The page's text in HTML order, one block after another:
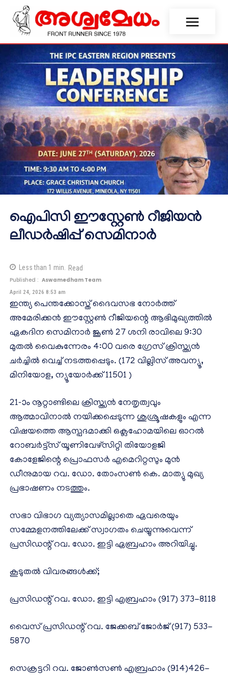
ഐപിസി ഈസ്റ്റേൺ റീജിയൻ
ലീഡർഷിപ്പ് സെമിനാർ
Less than 1 min. Read
Published : Aswamedham Team
April 24, 2026 8:53 am
ഇന്ത്യ പെന്തക്കോസ്ത് ദൈവസഭ നോർത്ത്
അമേരിക്കൻ ഈസ്റ്റേൺ റീജിയന്റെ ആഭിമുഖ്യത്തിൽ
ഏകദിന സെമിനാർ ജൂൺ 27 ശനി രാവിലെ 9:30
മുതൽ വൈകുന്നേരം 4:00 വരെ ഗ്രേസ് ക്രിസ്ത്യൻ
ചർച്ചിൽ വെച്ച് നടത്തപ്പെടും. (172 വില്ലിസ് അവന്യൂ,
മിനിയോള, ന്യൂയോർക്ക് 11501 )
21-ാം നൂറ്റാണ്ടിലെ ക്രിസ്ത്യൻ നേതൃത്വവും
ആത്മാവിനാൽ നയിക്കപ്പെടുന്ന ശുശ്രൂഷകളും എന്ന
വിഷയത്തെ ആസ്പദമാക്കി ഒക്ലഹോമയിലെ ഓറൽ
റോബർട്ട്സ് യൂണിവേഴ്സിറ്റി തിയോളജി
കോളേജിന്റെ പ്രൊഫസർ എമെറിറ്റസും മുൻ
ഡീനുമായ റവ. ഡോ. തോംസൺ കെ. മാത്യു മുഖ്യ
പ്രഭാഷണം നടത്തും.
സഭാ വിഭാഗ വ്യത്യാസമില്ലാതെ ഏവരെയും
സമ്മേളനത്തിലേക്ക് സ്വാഗതം ചെയ്യുന്നുവെന്ന്
പ്രസിഡന്റ് റവ. ഡോ. ഇട്ടി ഏബ്രഹാം അറിയിച്ചു.
കൂടുതൽ വിവരങ്ങൾക്ക്;
പ്രസിഡന്റ് റവ. ഡോ. ഇട്ടി എബ്രഹാം (917) 373-8118
വൈസ് പ്രസിഡന്റ് റവ. ജേക്കബ് ജോർജ് (917) 533-
5870
സെക്രട്ടറി റവ. ജോൺസൺ എബ്രഹാം (914)426-